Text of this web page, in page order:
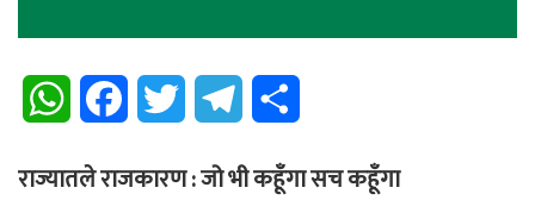
W
a
c
i
l
a
राज्यातले राजकारण : जो भी कहूँगा सच कहूँगा